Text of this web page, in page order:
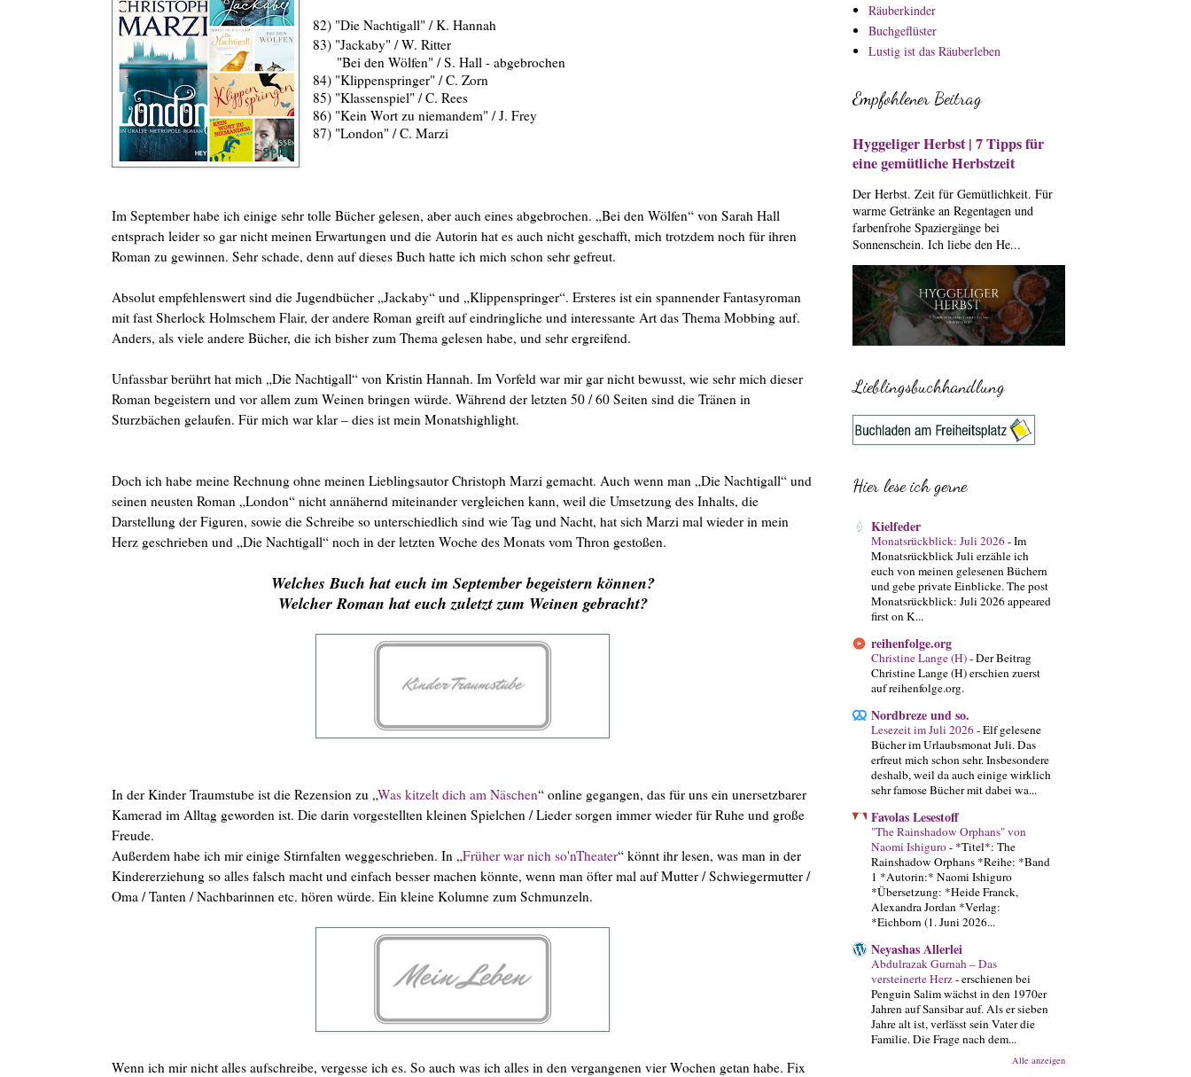
82) "Die Nachtigall" / K. Hannah
83) "Jackaby" / W. Ritter
"Bei den Wölfen" / S. Hall - abgebrochen
84) "Klippenspringer" / C. Zorn
85) "Klassenspiel" / C. Rees
86) "Kein Wort zu niemandem" / J. Frey
87) "London" / C. Marzi
Im September habe ich einige sehr tolle Bücher gelesen, aber auch eines abgebrochen. „Bei den Wölfen“ von Sarah Hall
entsprach leider so gar nicht meinen Erwartungen und die Autorin hat es auch nicht geschafft, mich trotzdem noch für ihren
Roman zu gewinnen. Sehr schade, denn auf dieses Buch hatte ich mich schon sehr gefreut.
Absolut empfehlenswert sind die Jugendbücher „Jackaby“ und „Klippenspringer“. Ersteres ist ein spannender Fantasyroman
mit fast Sherlock Holmschem Flair, der andere Roman greift auf eindringliche und interessante Art das Thema Mobbing auf.
Anders, als viele andere Bücher, die ich bisher zum Thema gelesen habe, und sehr ergreifend.
Unfassbar berührt hat mich „Die Nachtigall“ von Kristin Hannah. Im Vorfeld war mir gar nicht bewusst, wie sehr mich dieser
Roman begeistern und vor allem zum Weinen bringen würde. Während der letzten 50 / 60 Seiten sind die Tränen in
Sturzbächen gelaufen. Für mich war klar – dies ist mein Monatshighlight.
Doch ich habe meine Rechnung ohne meinen Lieblingsautor Christoph Marzi gemacht. Auch wenn man „Die Nachtigall“ und
seinen neusten Roman „London“ nicht annähernd miteinander vergleichen kann, weil die Umsetzung des Inhalts, die
Darstellung der Figuren, sowie die Schreibe so unterschiedlich sind wie Tag und Nacht, hat sich Marzi mal wieder in mein
Herz geschrieben und „Die Nachtigall“ noch in der letzten Woche des Monats vom Thron gestoßen.
Welches Buch hat euch im September begeistern können?
Welcher Roman hat euch zuletzt zum Weinen gebracht?
In der Kinder Traumstube ist die Rezension zu „Was kitzelt dich am Näschen“ online gegangen, das für uns ein unersetzbarer
Kamerad im Alltag geworden ist. Die darin vorgestellten kleinen Spielchen / Lieder sorgen immer wieder für Ruhe und große
Freude.
Außerdem habe ich mir einige Stirnfalten weggeschrieben. In „Früher war nich so'nTheater“ könnt ihr lesen, was man in der
Kindererziehung so alles falsch macht und einfach besser machen könnte, wenn man öfter mal auf Mutter / Schwiegermutter /
Oma / Tanten / Nachbarinnen etc. hören würde. Ein kleine Kolumne zum Schmunzeln.
Wenn ich mir nicht alles aufschreibe, vergesse ich es. So auch was ich alles in den vergangenen vier Wochen getan habe. Fix
Räuberkinder
Buchgeflüster
Lustig ist das Räuberleben
Empfohlener Beitrag
Hyggeliger Herbst | 7 Tipps für
eine gemütliche Herbstzeit
Der Herbst. Zeit für Gemütlichkeit. Für
warme Getränke an Regentagen und
farbenfrohe Spaziergänge bei
Sonnenschein. Ich liebe den He...
Lieblingsbuchhandlung
Hier lese ich gerne
Kielfeder
Monatsrückblick: Juli 2026-Im
Monatsrückblick Juli erzähle ich
euch von meinen gelesenen Büchern
und gebe private Einblicke. The post
Monatsrückblick: Juli 2026 appeared
first on K...
reihenfolge.org
Christine Lange (H)-Der Beitrag
Christine Lange (H) erschien zuerst
auf reihenfolge.org.
Nordbreze und so.
Lesezeit im Juli 2026-Elf gelesene
Bücher im Urlaubsmonat Juli. Das
erfreut mich schon sehr. Insbesondere
deshalb, weil da auch einige wirklich
sehr famose Bücher mit dabei wa...
Favolas Lesestoff
"The Rainshadow Orphans" von
Naomi Ishiguro- *Titel*: The
Rainshadow Orphans *Reihe: *Band
1 *Autorin:* Naomi Ishiguro
*Übersetzung: *Heide Franck,
Alexandra Jordan *Verlag:
*Eichborn (1. Juni 2026...
Neyashas Allerlei
Abdulrazak Gurnah – Das
versteinerte Herz-erschienen bei
Penguin Salim wächst in den 1970er
Jahren auf Sansibar auf. Als er sieben
Jahre alt ist, verlässt sein Vater die
Familie. Die Frage nach dem...
Alle anzeigen